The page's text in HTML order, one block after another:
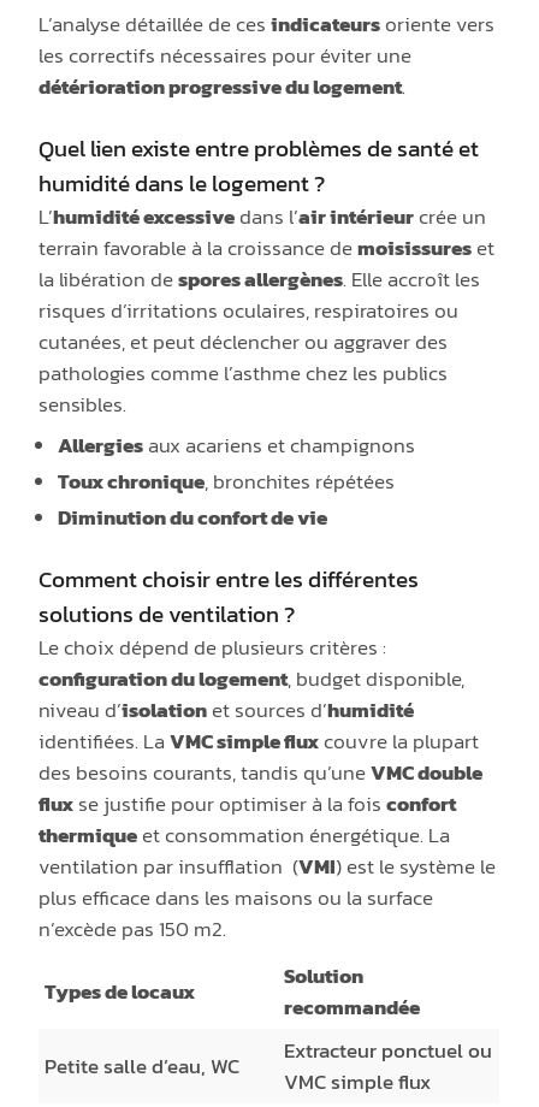
L’analyse détaillée de cesindicateursoriente vers
les correctifs nécessaires pour éviter une
détérioration progressive du logement.
Quel lien existe entre problèmes de santé et
humidité dans le logement ?
L’humidité excessivedans l’air intérieurcrée un
terrain favorable à la croissance demoisissureset
la libération despores allergènes. Elle accroît les
risques d’irritations oculaires, respiratoires ou
cutanées, et peut déclencher ou aggraver des
pathologies comme l’asthme chez les publics
sensibles.
Allergiesaux acariens et champignons
Toux chronique, bronchites répétées
Diminution du confort de vie
Comment choisir entre les différentes
solutions de ventilation ?
Le choix dépend de plusieurs critères :
configuration du logement, budget disponible,
niveau d’isolationet sources d’humidité
identifiées. LaVMC simple fluxcouvre la plupart
des besoins courants, tandis qu’uneVMC double
fluxse justifie pour optimiser à la foisconfort
thermiqueet consommation énergétique. La
ventilation par insufflation (VMI) est le système le
plus efficace dans les maisons ou la surface
n’excède pas 150 m2.
Types de locaux
Solution
recommandée
Petite salle d’eau, WC
Extracteur ponctuel ou
VMC simple flux